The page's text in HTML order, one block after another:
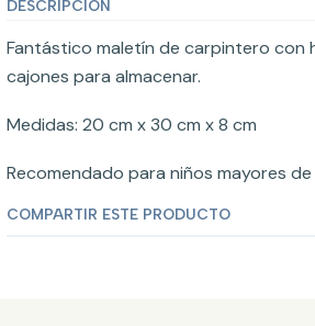
DESCRIPCIÓN
Fantástico maletín de carpintero con
cajones para almacenar.
Medidas: 20 cm x 30 cm x 8 cm
Recomendado para niños mayores de
COMPARTIR ESTE PRODUCTO